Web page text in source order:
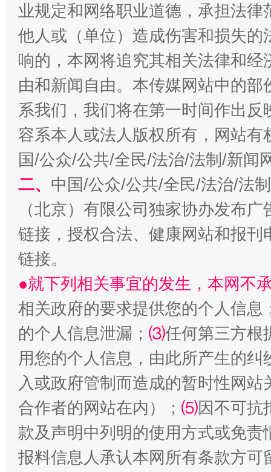
在谋一域中谋全局
习近平的博鳌关键词
魏明
“刷贴”乱象丛生
生
业规定和网络职业道德，承担法
他人或（单位）造成伤害和损失
响的，本网将追究其相关法律和
由和新闻自由。本传媒网站中的
系我们，我们将在第一时间作出
容系本人或法人版权所有，网站
国/公众/公共/全民/法治/法制/新闻
二、 中国/公众/公共/全民/法治/法
（北京）有限公司独家协办发布
链接，授权合法、健康网站和报
链接。
●就下列相关事宜的发生，本网不
相关政府的要求提供您的个人信息
的个人信息泄漏； ⑶任何第三方根
用您的个人信息，由此所产生的纠
入或政府管制而造成的暂时性网
合作者的网站在内）； ⑸因不可抗
款及声明中列明的使用方式或免责
报料信息人承认本网所有条款方